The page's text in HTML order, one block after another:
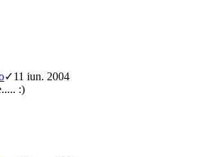
✓11 iun. 2004
:)